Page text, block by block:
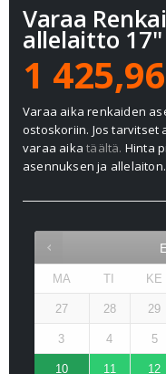
Varaa
allelaitto
1
Varaa aika renkaiden
ostoskoriin. Jos
varaa aikatäältä. Hinta
asennuksen ja allelaiton.
MA TI KE
27 28 29
3 4 5
10 11 12